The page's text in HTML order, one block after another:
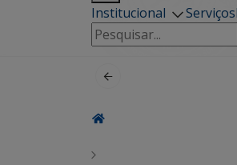
Institucional Serviços
Pesquisar
por: